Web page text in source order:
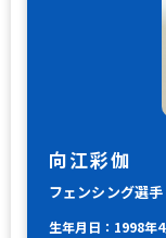
向江彩伽
フェンシング選手
生年月日：1998年